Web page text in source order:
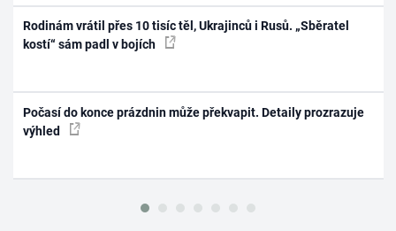
Rodinám vrátil přes 10 tisíc těl, Ukrajinců i Rusů. „Sběratel
kostí“ sám padl v bojích
Počasí do konce prázdnin může překvapit. Detaily prozrazuje
výhled